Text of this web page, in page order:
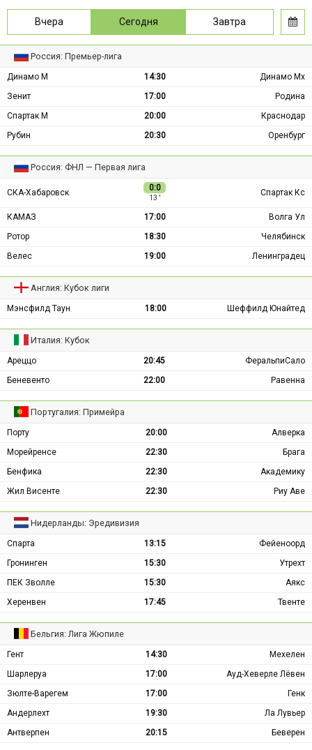
Вчера Сегодня Завтра
Россия: Премьер-лига
Динамо М 14:30
Динамо Мх
Зенит
17:00
Родина
Спартак М
20:00
Краснодар
Рубин
20:30 Оренбург
Россия: ФНЛ — Первая лига
СКА-Хабаровск 0:0
13 ′
Спартак Кс
КАМАЗ 17:00
Волга Ул
Ротор
18:30
Челябинск
Велес
19:00 Ленинградец
Англия: Кубок лиги
Мэнсфилд Таун 18:00 Шеффилд Юнайтед
Италия: Кубок
Ареццо 20:45
ФеральпиСало
Беневенто
22:00 Равенна
Португалия: Примейра
Порту 20:00
Алверка
Морейренсе
22:30
Брага
Бенфика
22:30
Академику
Жил Висенте
22:30 Риу Аве
Нидерланды: Эредивизия
Спарта 13:15
Фейеноорд
Гронинген
15:30
Утрехт
ПЕК Зволле
15:30
Аякс
Херенвен
17:45 Твенте
Бельгия: Лига Жюпиле
Гент 14:30
Мехелен
Шарлеруа
17:00
Ауд-Хеверле Лёвен
Зюлте-Варегем
17:00
Генк
Андерлехт
19:30
Ла Лувьер
Антверпен
20:15 Беверен